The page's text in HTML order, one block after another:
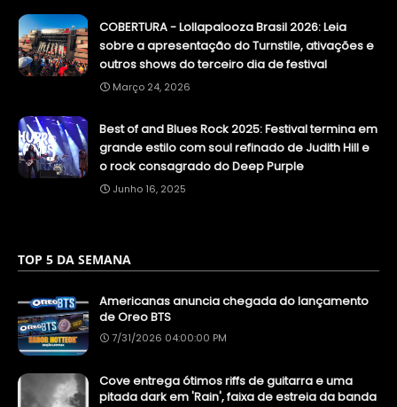
COBERTURA - Lollapalooza Brasil 2026: Leia
sobre a apresentação do Turnstile, ativações e
outros shows do terceiro dia de festival
Março 24, 2026
Best of and Blues Rock 2025: Festival termina em
grande estilo com soul refinado de Judith Hill e
o rock consagrado do Deep Purple
Junho 16, 2025
TOP 5 DA SEMANA
Americanas anuncia chegada do lançamento
de Oreo BTS
7/31/2026 04:00:00 PM
Cove entrega ótimos riffs de guitarra e uma
pitada dark em 'Rain', faixa de estreia da banda